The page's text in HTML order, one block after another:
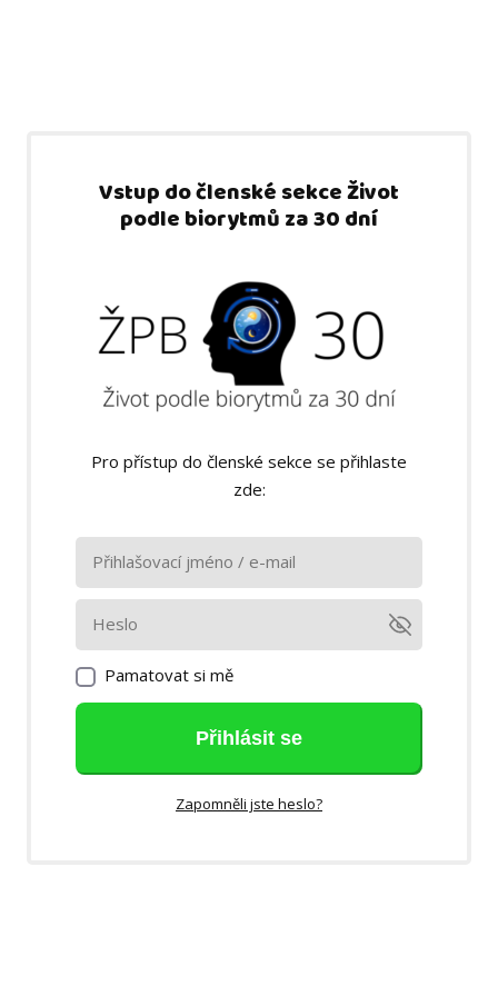
Vstup do členské sekce Život
podle biorytmů za 30 dní
Pro přístup do členské sekce se přihlaste
zde:
Pamatovat si mě
Přihlásit se
Zapomněli jste heslo?